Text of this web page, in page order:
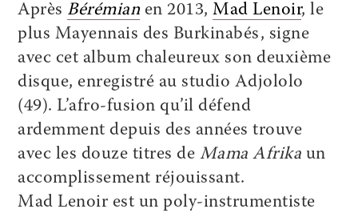
Après Bérémian en 2013,Mad Lenoir, le
plus Mayennais des Burkinabés, signe
avec cet album chaleureux son deuxième
disque, enregistré au studio Adjololo
(49). L’afro-fusion qu’il défend
ardemment depuis des années trouve
avec les douze titres de Mama Afrika un
accomplissement réjouissant.
Mad Lenoir est un poly-instrumentiste